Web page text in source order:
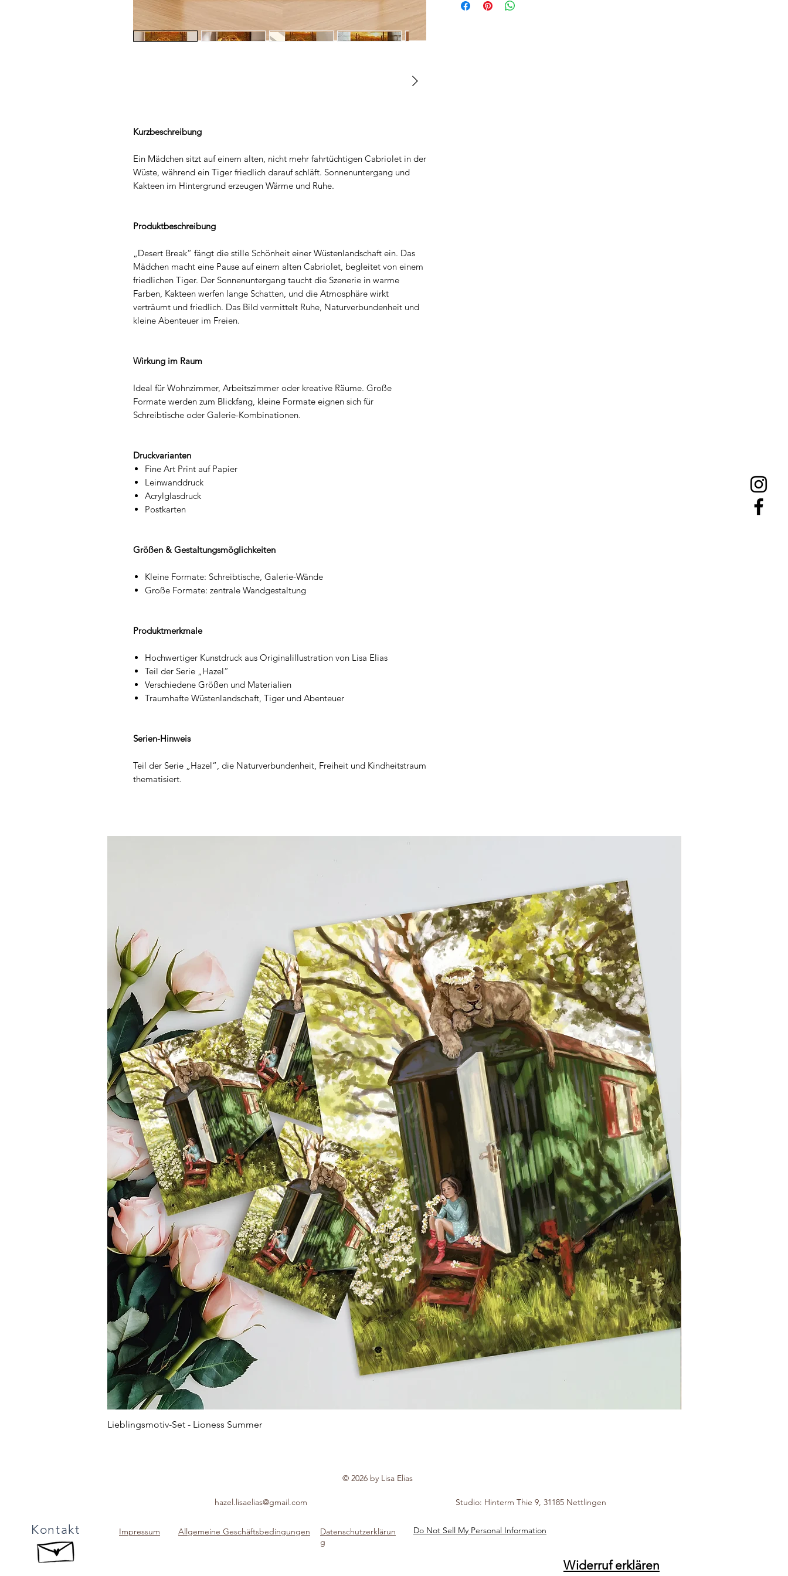
Kurzbeschreibung
Ein Mädchen sitzt auf einem alten, nicht mehr fahrtüchtigen Cabriolet in der
Wüste, während ein Tiger friedlich darauf schläft. Sonnenuntergang und
Kakteen im Hintergrund erzeugen Wärme und Ruhe.
Produktbeschreibung
„Desert Break“ fängt die stille Schönheit einer Wüstenlandschaft ein. Das
Mädchen macht eine Pause auf einem alten Cabriolet, begleitet von einem
friedlichen Tiger. Der Sonnenuntergang taucht die Szenerie in warme
Farben, Kakteen werfen lange Schatten, und die Atmosphäre wirkt
verträumt und friedlich. Das Bild vermittelt Ruhe, Naturverbundenheit und
kleine Abenteuer im Freien.
Wirkung im Raum
Ideal für Wohnzimmer, Arbeitszimmer oder kreative Räume. Große
Formate werden zum Blickfang, kleine Formate eignen sich für
Schreibtische oder Galerie-Kombinationen.
Druckvarianten
Fine Art Print auf Papier
Leinwanddruck
Acrylglasdruck
Postkarten
Größen & Gestaltungsmöglichkeiten
Kleine Formate: Schreibtische, Galerie-Wände
Große Formate: zentrale Wandgestaltung
Produktmerkmale
Hochwertiger Kunstdruck aus Originalillustration von Lisa Elias
Teil der Serie „Hazel“
Verschiedene Größen und Materialien
Traumhafte Wüstenlandschaft, Tiger und Abenteuer
Serien-Hinweis
Teil der Serie „Hazel“, die Naturverbundenheit, Freiheit und Kindheitstraum
thematisiert.
Lieblingsmotiv-Set - Lioness Summer
Kontakt
© 2026 by Lisa Elias
hazel.lisaelias@gmail.com Studio: Hinterm Thie 9, 31185 Nettlingen
Impressum Allgemeine Geschäftsbedingungen
Datenschutzerklärun
g
Do Not Sell My Personal Information
Widerruf erklären